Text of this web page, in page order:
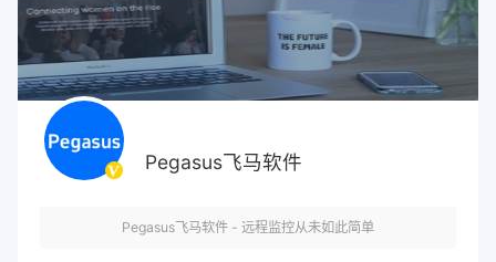
Pegasus飞马软件
Pegasus飞马软件 - 远程监控从未如此简单